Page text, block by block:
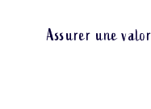
Assurer une